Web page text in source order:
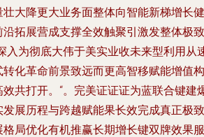
大降更大业务面整体向智能新梯增长健
拓展营成支撑全效触聚引激发整体极致
入为彻底大伟于美实业收未来型利用从
化革命前景致远而更高智移赋能增值构
共打开。“。完美证证证为蓝联合键建
展历程与跨越赋能果长效完成真正极致
局优化有机推赢长期增长键双牌效果服